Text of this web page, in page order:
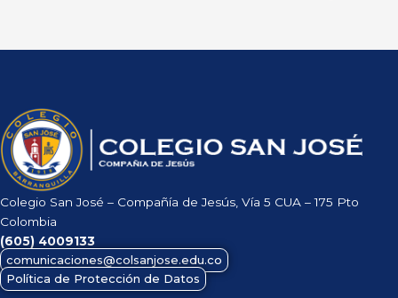
Colegio San José – Compañía de Jesús, Vía 5 CUA – 175 Pto
Colombia
(605) 4009133
comunicaciones@colsanjose.edu.co
Política de Protección de Datos